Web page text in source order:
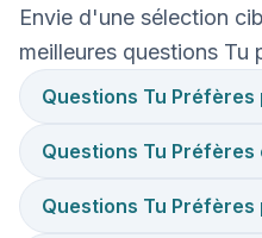
Envie d'une sélection
meilleures questions Tu
Questions Tu
Questions Tu Préfères
Questions Tu